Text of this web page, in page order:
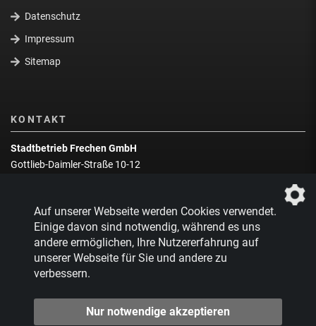
Datenschutz
Impressum
Sitemap
KONTAKT
Stadtbetrieb Frechen GmbH
Gottlieb-Daimler-Straße 10-12
Zentrale:02234 9217-0
Abfallberatung:02234 9217-17
Auf unserer Webseite werden Cookies verwendet.
Einige davon sind notwendig, während es uns
andere ermöglichen, Ihre Nutzererfahrung auf
unserer Webseite für Sie und andere zu
verbessern.
Nur notwendige akzeptieren